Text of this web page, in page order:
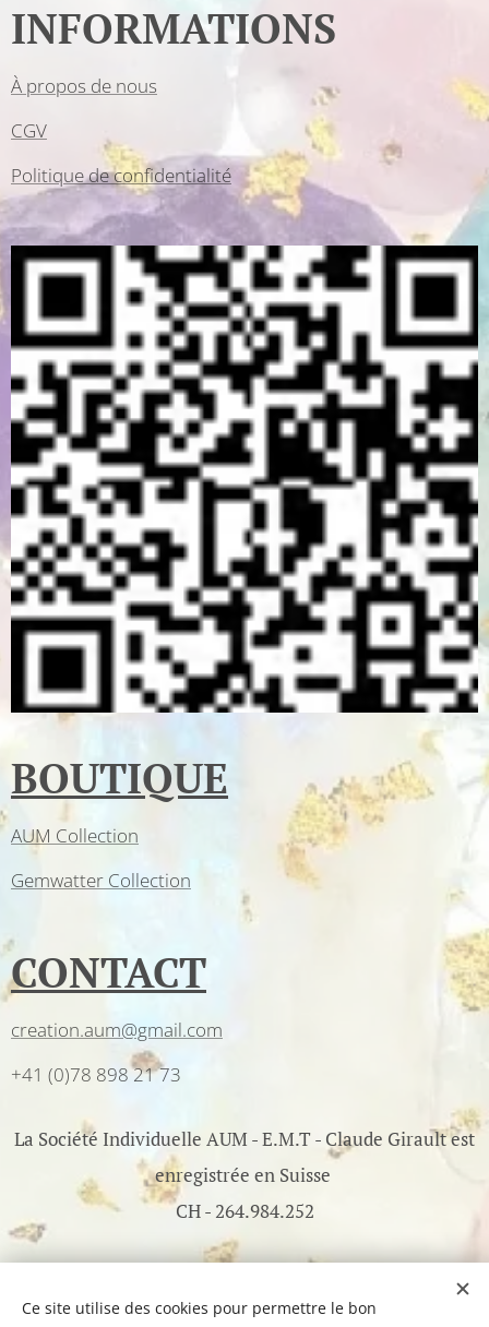
INFORMATIONS
À propos de nous
CGV
Politique de confidentialité
BOUTIQUE
AUM Collection
Gemwatter Collection
CONTACT
creation.aum@gmail.com
+41 (0)78 898 21 73
La Société Individuelle AUM - E.M.T - Claude Girault est
enregistrée en Suisse
CH - 264.984.252
©2017-2026 AUM - All Rights Reserved - Optimisé par
Ce site utilise des cookies pour permettre le bon